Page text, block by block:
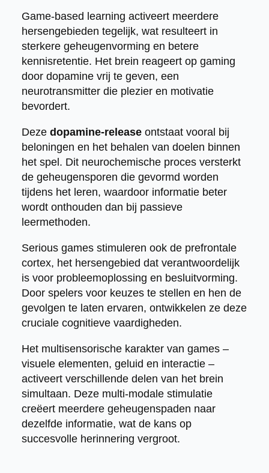
Game-based learning activeert meerdere
hersengebieden tegelijk, wat resulteert in
sterkere geheugenvorming en betere
kennisretentie. Het brein reageert op gaming
door dopamine vrij te geven, een
neurotransmitter die plezier en motivatie
bevordert.
Deze dopamine-releaseontstaat vooral bij
beloningen en het behalen van doelen binnen
het spel. Dit neurochemische proces versterkt
de geheugensporen die gevormd worden
tijdens het leren, waardoor informatie beter
wordt onthouden dan bij passieve
leermethoden.
Serious games stimuleren ook de prefrontale
cortex, het hersengebied dat verantwoordelijk
is voor probleemoplossing en besluitvorming.
Door spelers voor keuzes te stellen en hen de
gevolgen te laten ervaren, ontwikkelen ze deze
cruciale cognitieve vaardigheden.
Het multisensorische karakter van games –
visuele elementen, geluid en interactie –
activeert verschillende delen van het brein
simultaan. Deze multi-modale stimulatie
creëert meerdere geheugenspaden naar
dezelfde informatie, wat de kans op
succesvolle herinnering vergroot.